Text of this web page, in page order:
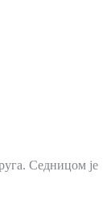
Седницом је